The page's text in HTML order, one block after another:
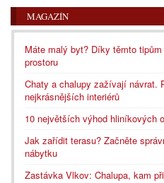
MAGAZÍN
Máte malý byt? Díky těmto
prostoru
Chaty a chalupy zažívají návrat.
nejkrásnějších interiérů
10 největších výhod hliníkových
Jak zařídit terasu? Začněte
nábytku
Zastávka Vlkov: Chalupa, kam